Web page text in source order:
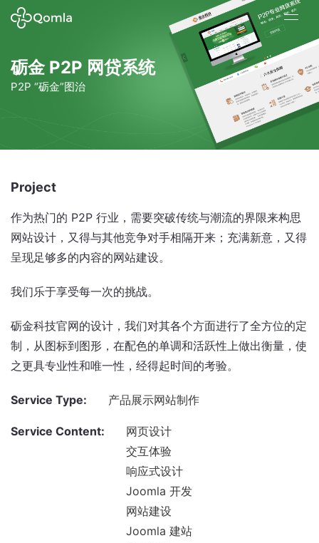
砺金 P2P 网贷系统
P2P “砺金”图治
Project
作为热门的 P2P 行业，需要突破传统与潮流的界限来构思
网站设计，又得与其他竞争对手相隔开来；充满新意，又得
呈现足够多的内容的网站建设。
我们乐于享受每一次的挑战。
砺金科技官网的设计，我们对其各个方面进行了全方位的定
制，从图标到图形，在配色的单调和活跃性上做出衡量，使
之更具专业性和唯一性，经得起时间的考验。
Service Type: 产品展示网站制作
Service Content:
网页设计
交互体验
响应式设计
Joomla 开发
网站建设
Joomla 建站